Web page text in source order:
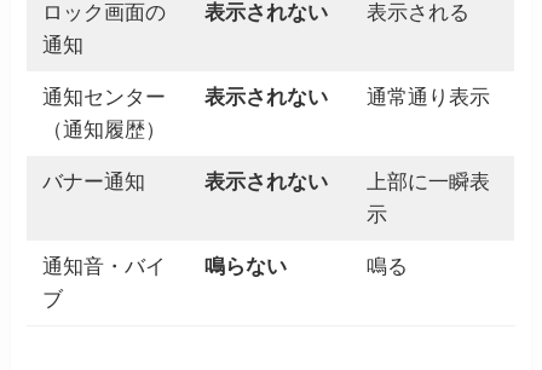
ロック画面の
通知
表示されない 表示される
通知センター
（通知履歴）
表示されない 通常通り表示
バナー通知 表示されない
上部に一瞬表
示
通知音・バイ
ブ
鳴らない 鳴る